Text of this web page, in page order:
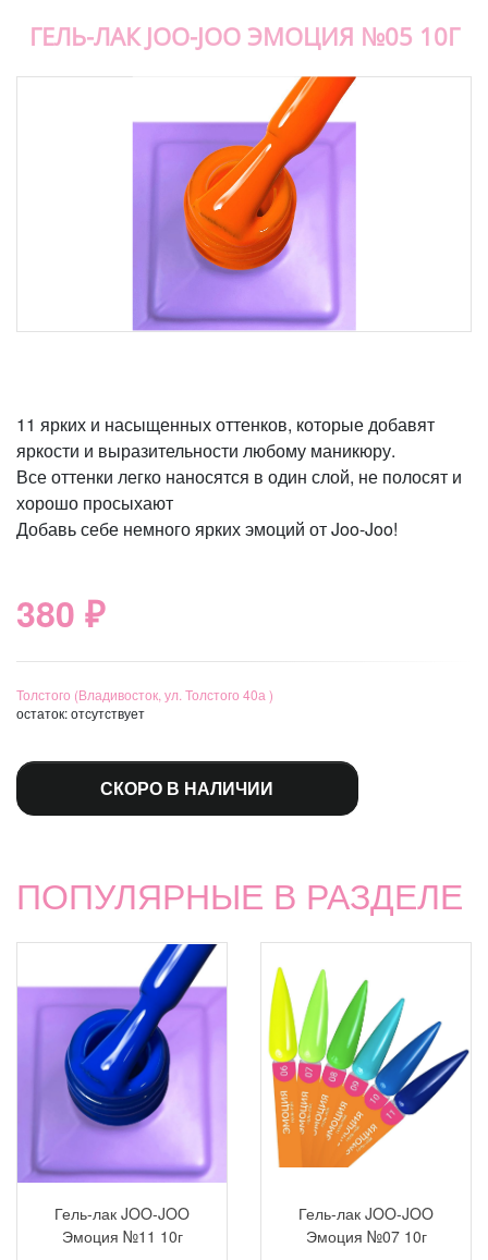
ГЕЛЬ-ЛАК JOO-JOO ЭМОЦИЯ №05 10Г
11 ярких и насыщенных оттенков, которые добавят
яркости и выразительности любому маникюру.
Все оттенки легко наносятся в один слой, не полосят и
хорошо просыхают
Добавь себе немного ярких эмоций от Joo-Joo!
380 ₽
Толстого (Владивосток, ул. Толстого 40а )
остаток:отсутствует
СКОРО В НАЛИЧИИ
ПОПУЛЯРНЫЕ В РАЗДЕЛЕ
Гель-лак JOO-JOO
Эмоция №11 10г
Гель-лак JOO-JOO
Эмоция №07 10г